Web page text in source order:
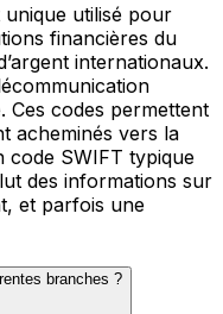
utilisé pour
financières du
internationaux.
Ces codes permettent
acheminés vers la
code SWIFT typique
des informations sur
et parfois une
branches ?